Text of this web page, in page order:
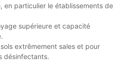
en particulier le établissements de
supérieure et capacité
extrêmement sales et pour
désinfectants.